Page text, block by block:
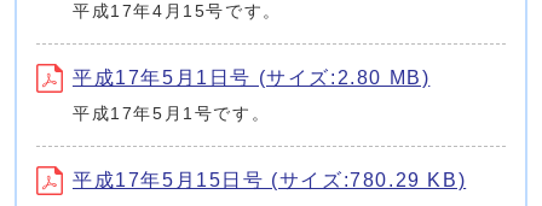
平成17年4月15号です。
平成17年5月1日号 (サイズ:2.80 MB)
平成17年5月1号です。
平成17年5月15日号 (サイズ:780.29 KB)